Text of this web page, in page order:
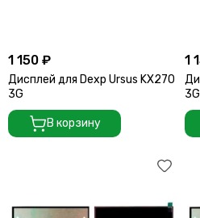
1 150 ₽
Дисплей для Dexp Ursus KX270
3G
В корзину
1
3G